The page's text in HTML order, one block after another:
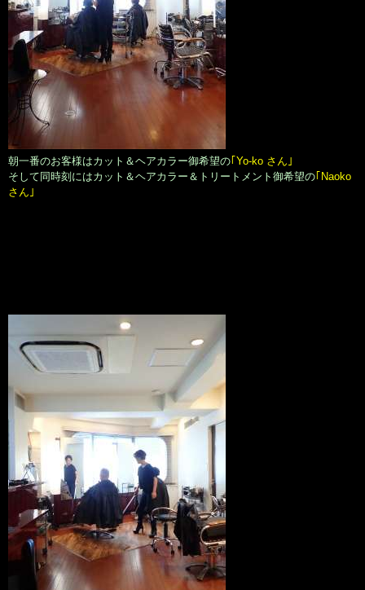
朝一番のお客様はカット＆ヘアカラー御希望の｢Yo-ko さん｣
そして同時刻にはカット＆ヘアカラー＆トリートメント御希望の｢Naoko
さん｣